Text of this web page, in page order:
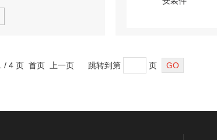
/ 4 页 首页 上一页 跳转到第 页